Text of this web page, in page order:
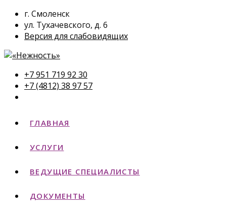
г. Смоленск
ул. Тухачевского, д. 6
Версия для слабовидящих
+7 951 719 92 30
+7 (4812) 38 97 57
ГЛАВНАЯ
УСЛУГИ
ВЕДУЩИЕ СПЕЦИАЛИСТЫ
ДОКУМЕНТЫ